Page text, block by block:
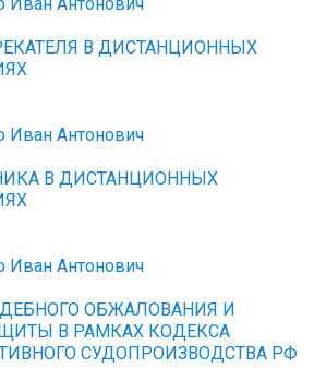
В ДИСТАНЦИОННЫХ
Иван Антонович
В ДИСТАНЦИОННЫХ
Иван Антонович
ОБЖАЛОВАНИЯ И
В РАМКАХ КОДЕКСА
СУДОПРОИЗВОДСТВА РФ